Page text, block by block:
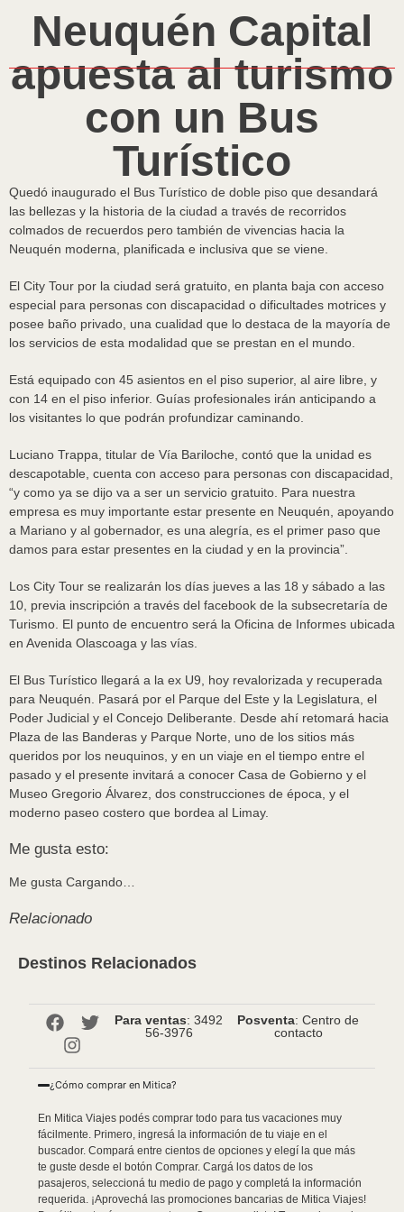
Neuquén Capital
apuesta al turismo
con un Bus
Turístico
Quedó inaugurado el Bus Turístico de doble piso que desandará
las bellezas y la historia de la ciudad a través de recorridos
colmados de recuerdos pero también de vivencias hacia la
Neuquén moderna, planificada e inclusiva que se viene.
El City Tour por la ciudad será gratuito, en planta baja con acceso
especial para personas con discapacidad o dificultades motrices y
posee baño privado, una cualidad que lo destaca de la mayoría de
los servicios de esta modalidad que se prestan en el mundo.
Está equipado con 45 asientos en el piso superior, al aire libre, y
con 14 en el piso inferior. Guías profesionales irán anticipando a
los visitantes lo que podrán profundizar caminando.
Luciano Trappa, titular de Vía Bariloche, contó que la unidad es
descapotable, cuenta con acceso para personas con discapacidad,
“y como ya se dijo va a ser un servicio gratuito. Para nuestra
empresa es muy importante estar presente en Neuquén, apoyando
a Mariano y al gobernador, es una alegría, es el primer paso que
damos para estar presentes en la ciudad y en la provincia”.
Los City Tour se realizarán los días jueves a las 18 y sábado a las
10, previa inscripción a través del facebook de la subsecretaría de
Turismo. El punto de encuentro será la Oficina de Informes ubicada
en Avenida Olascoaga y las vías.
El Bus Turístico llegará a la ex U9, hoy revalorizada y recuperada
para Neuquén. Pasará por el Parque del Este y la Legislatura, el
Poder Judicial y el Concejo Deliberante. Desde ahí retomará hacia
Plaza de las Banderas y Parque Norte, uno de los sitios más
queridos por los neuquinos, y en un viaje en el tiempo entre el
pasado y el presente invitará a conocer Casa de Gobierno y el
Museo Gregorio Álvarez, dos construcciones de época, y el
moderno paseo costero que bordea al Limay.
Me gusta esto:
Me gusta Cargando…
Relacionado
Destinos Relacionados
Para ventas: 3492
56-3976
Posventa: Centro de
contacto
¿Cómo comprar en Mitica?
En Mitica Viajes podés comprar todo para tus vacaciones muy
fácilmente. Primero, ingresá la información de tu viaje en el
buscador. Compará entre cientos de opciones y elegí la que más
te guste desde el botón Comprar. Cargá los datos de los
pasajeros, seleccioná tu medio de pago y completá la información
requerida. ¡Aprovechá las promociones bancarias de Mitica Viajes!